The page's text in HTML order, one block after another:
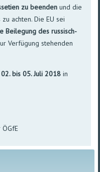
zu beendenund die
achten. Die EU sei
Beilegung des russisch-
Verfügung stehenden
02. bis 05. Juli 2018 in